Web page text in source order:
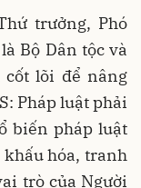
trưởng, Phó
Bộ Dân tộc và
lõi để nâng
Pháp luật phải
biến pháp luật
hóa, tranh
trò của Người